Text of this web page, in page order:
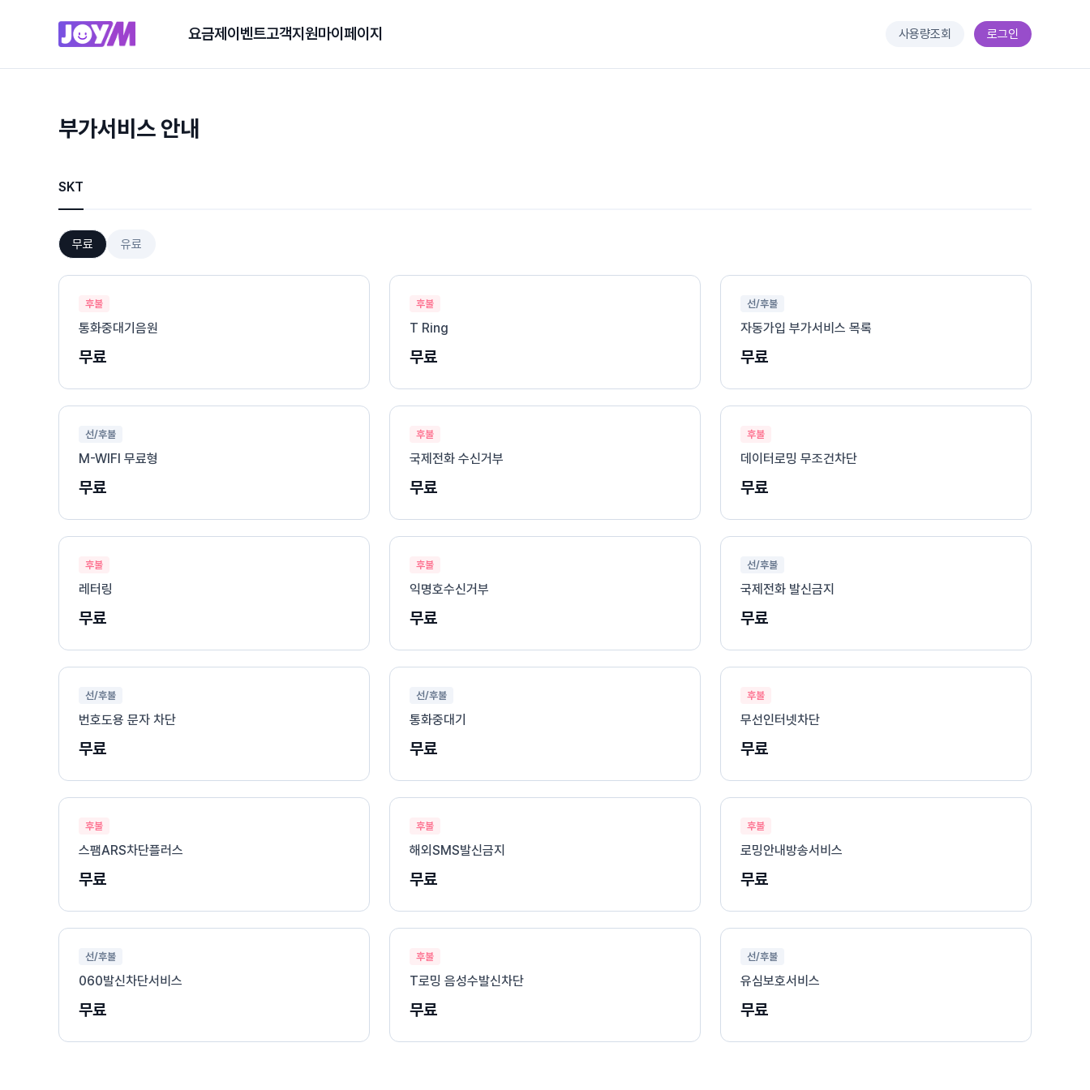
요금제 이벤트고객지원마이페이지 사용량조회 로그인
부가서비스 안내
SKT
무료 유료
후불
통화중대기음원
무료
후불
T Ring
무료
선/후불
자동가입 부가서비스 목록
무료
선/후불
M-WIFI 무료형
무료
후불
국제전화 수신거부
무료
후불
데이터로밍 무조건차단
무료
후불
레터링
무료
후불
익명호수신거부
무료
선/후불
국제전화 발신금지
무료
선/후불
번호도용 문자 차단
무료
선/후불
통화중대기
무료
후불
무선인터넷차단
무료
후불
스팸ARS차단플러스
무료
후불
해외SMS발신금지
무료
후불
로밍안내방송서비스
무료
선/후불
060발신차단서비스
무료
후불
T로밍 음성수발신차단
무료
선/후불
유심보호서비스
무료